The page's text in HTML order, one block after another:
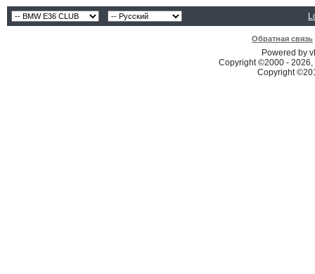
Обратная связь
Powered by
Copyright ©2000 -
Copyright